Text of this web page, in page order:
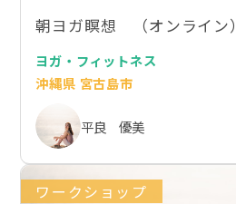
朝ヨガ瞑想 （オンライン）
ヨガ・フィットネス
沖縄県 宮古島市
平良 優美
ワークショップ